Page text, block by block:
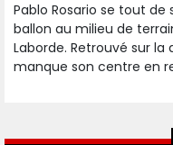
Pablo Rosario se tout
ballon au milieu de
Laborde. Retrouvé sur
manque son centre en